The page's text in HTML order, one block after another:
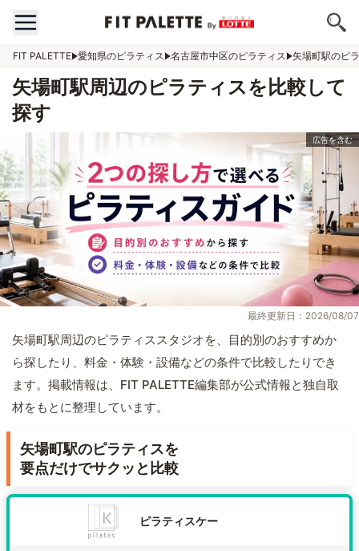
FIT PALETTE 愛知県のピラティス 名古屋市中区のピラティス 矢場町駅のピ
矢場町駅周辺のピラティスを比較して
探す
最終更新日：2026/08/07
矢場町駅周辺のピラティススタジオを、目的別のおすすめか
ら探したり、料金・体験・設備などの条件で比較したりでき
ます。掲載情報は、FIT PALETTE編集部が公式情報と独自取
材をもとに整理しています。
矢場町駅のピラティスを
要点だけでサクッと比較
ピラティスケー